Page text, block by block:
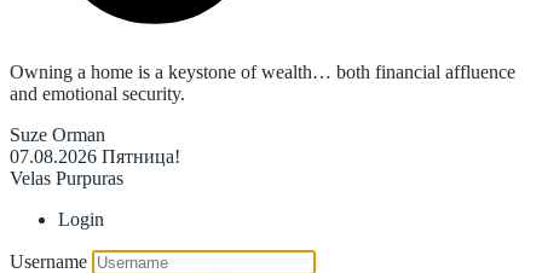
Owning a home is a keystone of wealth… both financial affluence
and emotional security.
Suze Orman
07.08.2026 Пятница!
Velas Purpuras
Login
Username